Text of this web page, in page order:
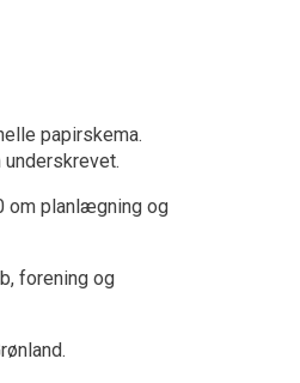
papirskema.
om planlægning og
forening og